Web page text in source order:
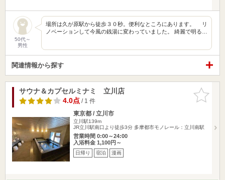
50代～
男性
場所は久が原駅から徒歩３０秒。便利なところにあります。 リ
ノベーションして今風の銭湯に変わっていました。 綺麗で明る…
関連情報から探す
お気に入
りに追加
サウナ＆カプセルミナミ 立川店
4.0点/ 1 件
東京都 / 立川市
立川駅139m
JR立川駅南口より徒歩3分 多摩都市モノレール：立川南駅
営業時間 0:00～24:00
入浴料金 1,100円～
日帰り 宿泊 漫画